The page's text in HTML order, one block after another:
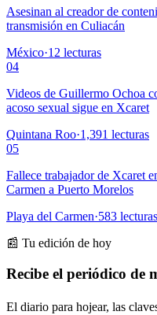
Asesinan al creador de
transmisión en Culiacán
México·12 lecturas
04
Videos de Guillermo Ochoa
acoso sexual sigue en Xcaret
Quintana Roo·1,391 lecturas
05
Fallece trabajador de Xcaret
Carmen a Puerto Morelos
Playa del Carmen·583 lecturas
📰 Tu edición de hoy
Recibe el periódico de
El diario para hojear, las